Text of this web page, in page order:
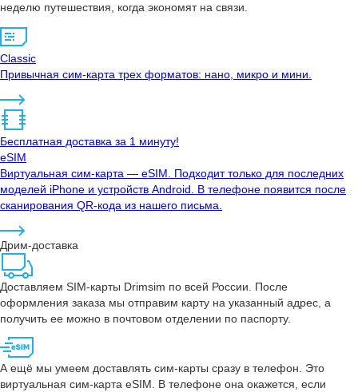
неделю путешествия, когда экономят на связи.
Classic
Привычная сим-карта трех форматов: нано, микро и мини.
Бесплатная доставка за 1 минуту!
eSIM
Виртуальная сим-карта — eSIM. Подходит только для последних
моделей iPhone и устройств Android. В телефоне появится после
сканирования QR-кода из нашего письма.
Дрим-доставка
Доставляем SIM-карты Drimsim по всей России. После
оформления заказа мы отправим карту на указанный адрес, а
получить ее можно в почтовом отделении по паспорту.
А ещё мы умеем доставлять сим-карты сразу в телефон. Это
виртуальная сим-карта eSIM. В телефоне она окажется, если